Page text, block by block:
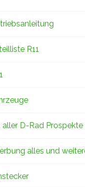
R11
aller D-Rad Prospekte
alles und